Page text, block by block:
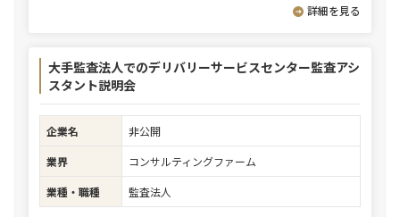
詳細を見る
大手監査法人でのデリバリーサービスセンター監査アシ
スタント説明会
企業名
非公開
業界
コンサルティングファーム
業種・職種
監査法人